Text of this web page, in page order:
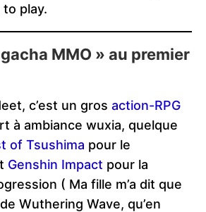
play.
MMO » au premier
c’est un gros action-RPG
à ambiance wuxia, quelque
of Tsushima pour le
Genshin Impact pour la
( Ma fille m’a dit que
Wuthering Wave, qu’en